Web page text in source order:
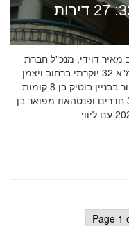
מאיר דוידי מגשים תמ"א 32: 27 דירות
היוקרה ויצמן 52 תל אביב מאיר דוידי, מנכ"ל חברת
ניצנים אחזקות ופיננסים, מקדם פרויקט תמ"א 32 יוקרתי ברחוב ויצמן
52 בתל אביב. הפרויקט יכלול 27 יחידות דיור בבניין בוטיק בן 8 קומות
באזור כיכר המדינה, כולל תמהיל דירות 3-4 חדרים ופנטהאוז מפואר בן
Page 1